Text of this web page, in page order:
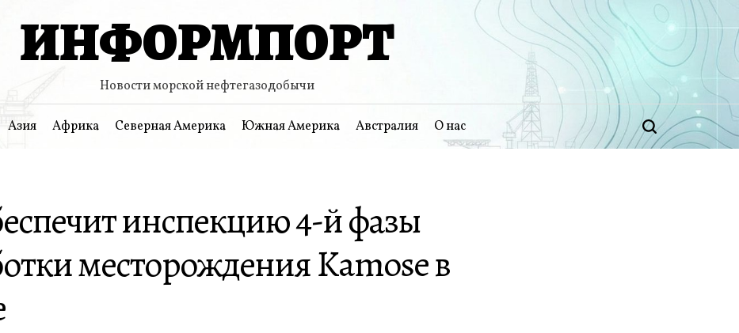
ИНФОРМПОРТ
Новости морской нефтегазодобычи
Азия Африка Северная Америка Южная Америка Австралия О нас Поиск
инспекцию 4-й фазы
месторождения Kamose в